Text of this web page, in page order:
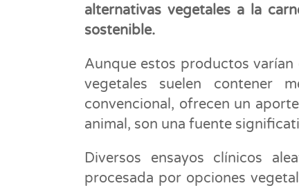
alternativas vegetales a la
sostenible.
Aunque estos productos
vegetales suelen contener
convencional, ofrecen un
animal, son una fuente
Diversos ensayos clínicos
procesada por opciones